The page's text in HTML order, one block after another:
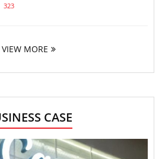
323
VIEW MORE
CASE